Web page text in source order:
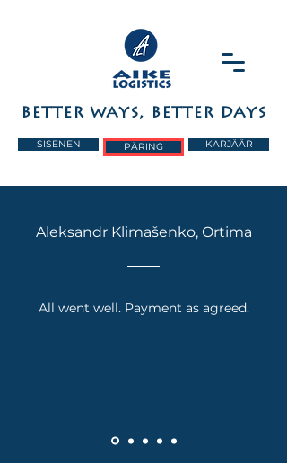
BETTER WAYS, BETTER DAYS
PÄRING
SISENEN KARJÄÄR
Aleksandr Klimašenko, Ortima
All went well. Payment as agreed.